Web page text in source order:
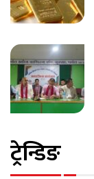
ट्रेन्डिङ